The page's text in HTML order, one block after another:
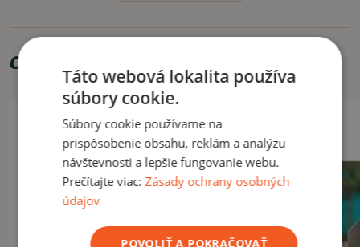
Šírka: 3,9cm
VLASTNOSTI
rýchle a spoľahlivé zapínanie
možnosť skracovať
precízne a veľmi pekne spracovaný motív
VYUŽITIE
Praktický opasok vhodný najmä na bežné nosenie.
Odporúčame zakúpiť
Táto webová lokalita používa
súbory cookie.
Súbory cookie používame na
prispôsobenie obsahu, reklám a analýzu
návštevnosti a lepšie fungovanie webu.
Prečítajte viac:Zásady ochrany osobných
údajov
POVOLIŤ A POKRAČOVAŤ